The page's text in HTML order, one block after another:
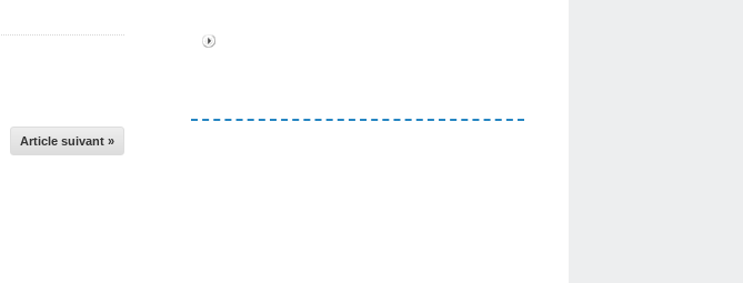
Article suivant »